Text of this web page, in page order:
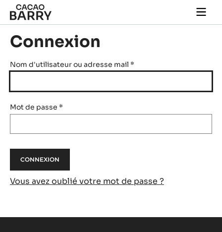
Skip to main content
main
Connexion
Nom d'utilisateur ou adresse mail *
Mot de passe *
Vous avez oublié votre mot de passe ?